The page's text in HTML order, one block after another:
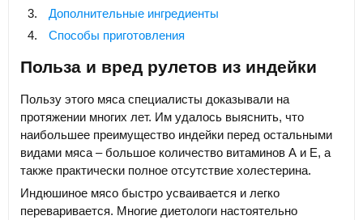
Дополнительные ингредиенты
Способы приготовления
Польза и вред рулетов из индейки
Пользу этого мяса специалисты доказывали на
протяжении многих лет. Им удалось выяснить, что
наибольшее преимущество индейки перед остальными
видами мяса – большое количество витаминов А и Е, а
также практически полное отсутствие холестерина.
Индюшиное мясо быстро усваивается и легко
переваривается. Многие диетологи настоятельно